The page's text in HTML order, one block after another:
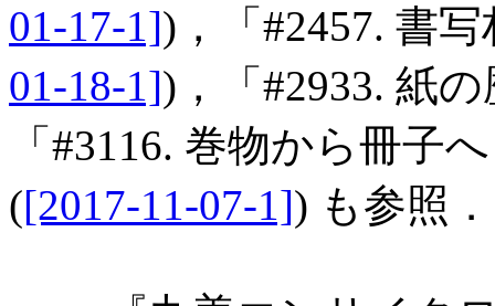
01-17-1])，「#2457. 書
01-18-1])，「#2933. 紙
「#3116. 巻物から冊子
([2017-11-07-1]) も参照．